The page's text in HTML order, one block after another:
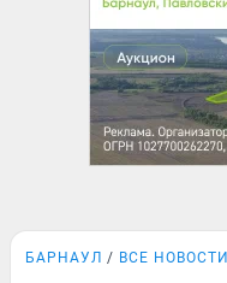
БАРНАУЛ ВСЕ НОВОСТИ